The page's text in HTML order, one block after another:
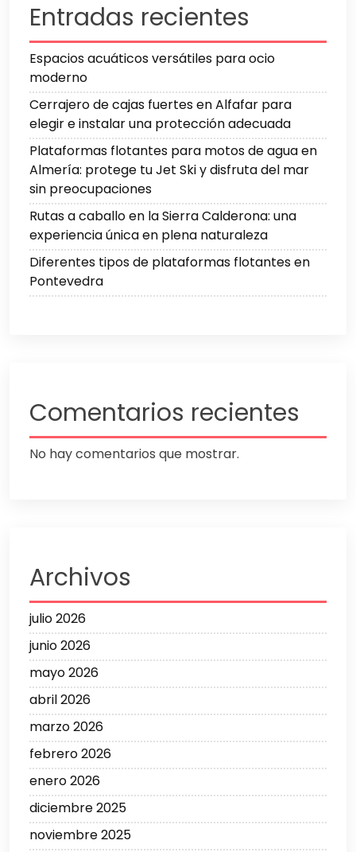
Entradas recientes
Espacios acuáticos versátiles para ocio
moderno
Cerrajero de cajas fuertes en Alfafar para
elegir e instalar una protección adecuada
Plataformas flotantes para motos de agua en
Almería: protege tu Jet Ski y disfruta del mar
sin preocupaciones
Rutas a caballo en la Sierra Calderona: una
experiencia única en plena naturaleza
Diferentes tipos de plataformas flotantes en
Pontevedra
Comentarios recientes
No hay comentarios que mostrar.
Archivos
julio 2026
junio 2026
mayo 2026
abril 2026
marzo 2026
febrero 2026
enero 2026
diciembre 2025
noviembre 2025